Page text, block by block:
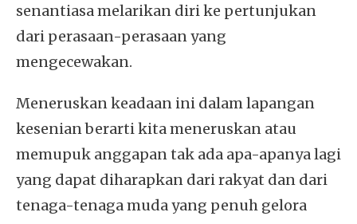
senantiasa melarikan diri ke pertunjukan
dari perasaan-perasaan yang
mengecewakan.
Meneruskan keadaan ini dalam lapangan
kesenian berarti kita meneruskan atau
memupuk anggapan tak ada apa-apanya lagi
yang dapat diharapkan dari rakyat dan dari
tenaga-tenaga muda yang penuh gelora